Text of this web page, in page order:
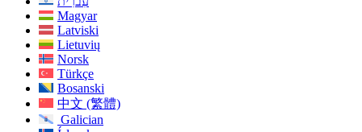
Magyar
Latviski
Lietuvių
Norsk
Türkçe
Bosanski
中文 (繁體)
Galician